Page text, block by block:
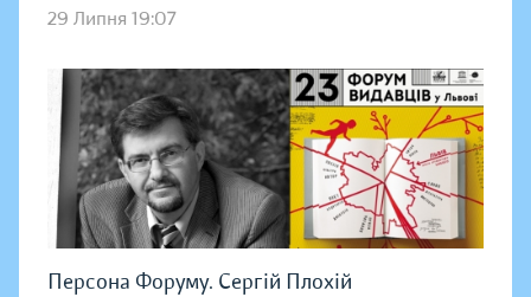
29 Липня 19:07
Персона Форуму. Сергій Плохій